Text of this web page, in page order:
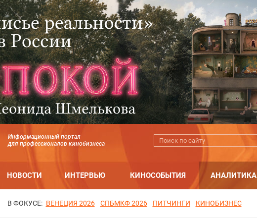
Информационный портал
для профессионалов кинобизнеса
НОВОСТИ ИНТЕРВЬЮ КИНОСОБЫТИЯ АНАЛИТИКА
В ФОКУСЕ: ВЕНЕЦИЯ 2026 СПБМКФ 2026 ПИТЧИНГИ КИНОБИЗНЕС